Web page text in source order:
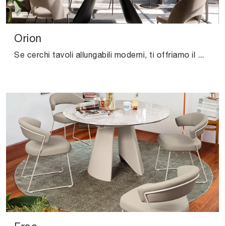
Orion
Se cerchi tavoli allungabili moderni, ti offriamo il modello da pranzo in ceramica Orion dell'azienda Connubia.